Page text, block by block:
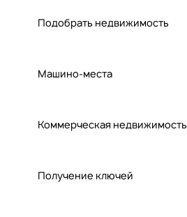
Подобрать недвижимость
Машино-места
Коммерческая недвижимость
Получение ключей